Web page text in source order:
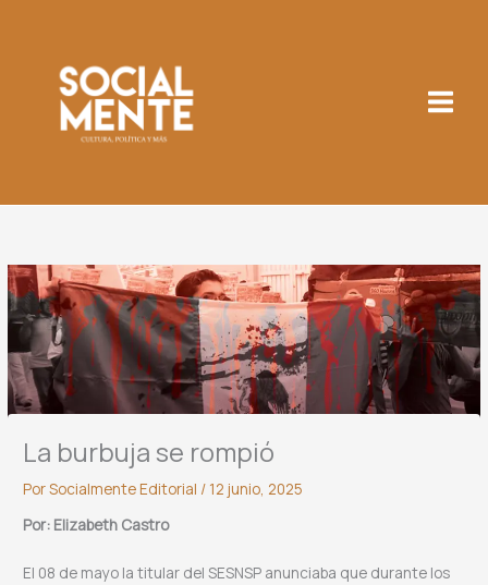
La burbuja se rompió
PorSocialmente Editorial / 12 junio, 2025
Por: Elizabeth Castro
El 08 de mayo la titular del SESNSP anunciaba que durante los